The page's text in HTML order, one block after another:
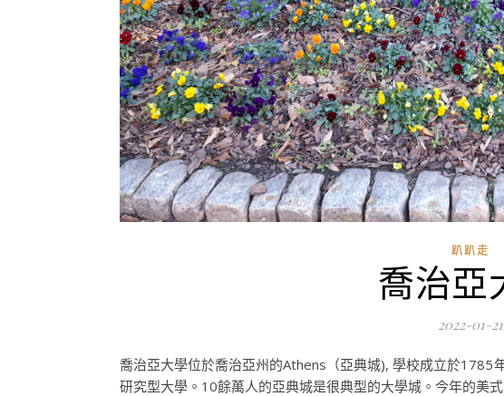
趴趴走
喬治亞
2022-01-21
喬治亞大學位於喬治亞州的Athens（亞典城), 學校成立於1785
研究型大學。10餘萬人的亞典城是很典型的大學城。今年的美